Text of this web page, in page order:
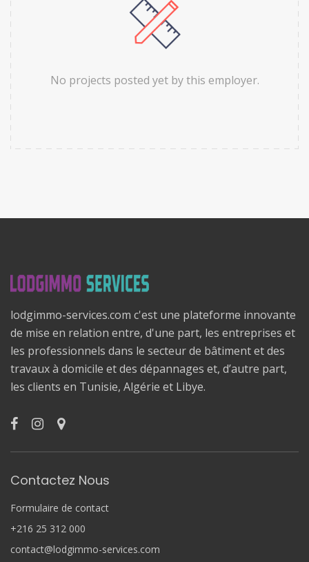
No projects posted yet by this employer.
lodgimmo-services.com c'est une plateforme innovante
de mise en relation entre, d'une part, les entreprises et
les professionnels dans le secteur de bâtiment et des
travaux à domicile et des dépannages et, d’autre part,
les clients en Tunisie, Algérie et Libye.
Contactez Nous
Formulaire de contact
+216 25 312 000
contact@lodgimmo-services.com